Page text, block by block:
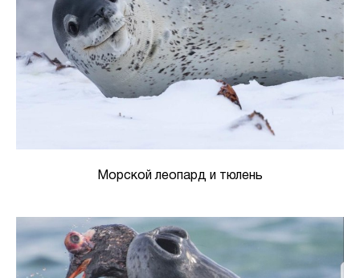
Морской леопард и тюлень